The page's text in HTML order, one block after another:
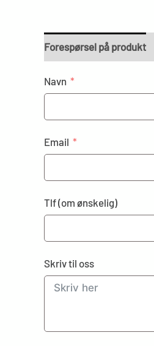
Forespørsel på produkt
Navn
Email
Tlf (om ønskelig)
Skriv til oss